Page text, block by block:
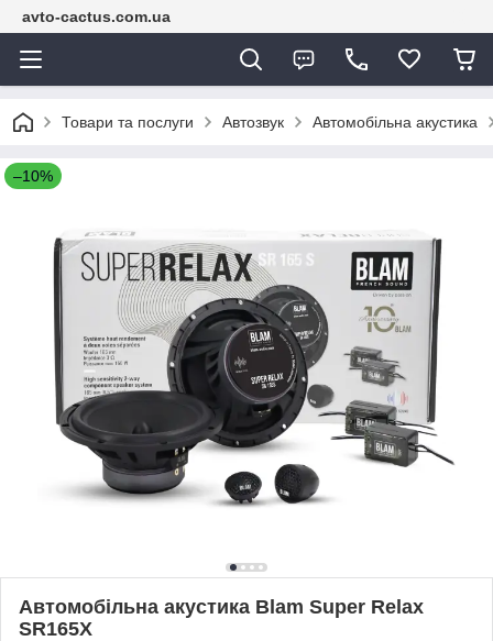
avto-cactus.com.ua
Товари та послуги Автозвук Автомобільна акустика
–10%
Автомобільна акустика Blam Super Relax
SR165X